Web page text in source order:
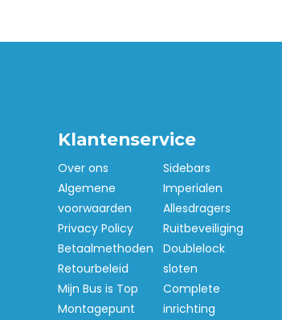
Klantenservice
Over ons
Algemene
voorwaarden
Privacy Policy
Betaalmethoden
Retourbeleid
Mijn Bus is Top
Montagepunt
Sidebars
Imperialen
Allesdragers
Ruitbeveiliging
Doublelock
sloten
Complete
inrichting